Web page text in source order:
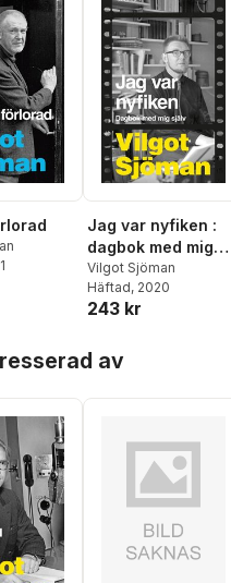
Jag var nyfiken :
dagbok med mig
själv
Vilgot Sjöman
Häftad, 2020
243 kr
av